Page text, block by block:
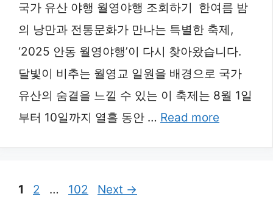
국가 유산 야행 월영야행 조회하기 한여름 밤
의 낭만과 전통문화가 만나는 특별한 축제,
‘2025 안동 월영야행’이 다시 찾아왔습니다.
달빛이 비추는 월영교 일원을 배경으로 국가
유산의 숨결을 느낄 수 있는 이 축제는 8월 1일
부터 10일까지 열흘 동안 … Read more
Page
1 Page
2 … Page
102 Next →